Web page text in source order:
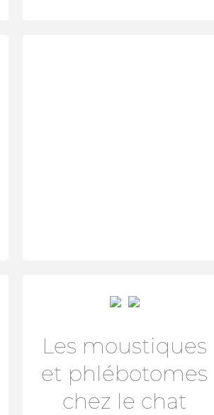
Les moustiques
et phlébotomes
chez le chat